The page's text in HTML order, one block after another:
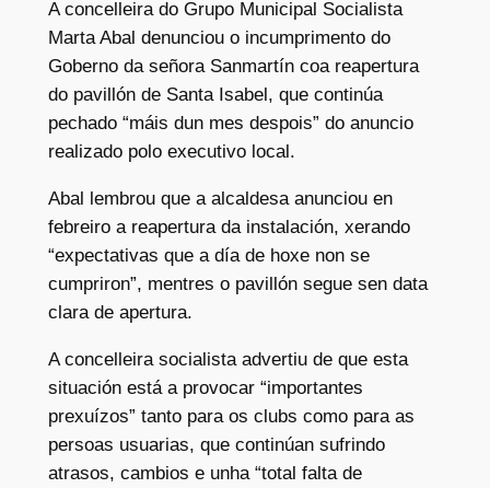
A concelleira do Grupo Municipal Socialista
Marta Abal denunciou o incumprimento do
Goberno da señora Sanmartín coa reapertura
do pavillón de Santa Isabel, que continúa
pechado “máis dun mes despois” do anuncio
realizado polo executivo local.
Abal lembrou que a alcaldesa anunciou en
febreiro a reapertura da instalación, xerando
“expectativas que a día de hoxe non se
cumpriron”, mentres o pavillón segue sen data
clara de apertura.
A concelleira socialista advertiu de que esta
situación está a provocar “importantes
prexuízos” tanto para os clubs como para as
persoas usuarias, que continúan sufrindo
atrasos, cambios e unha “total falta de